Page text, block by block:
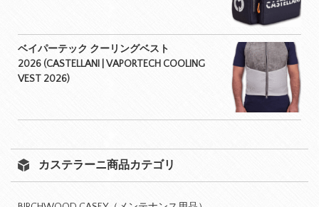
ベイパーテック クーリングベスト
2026 (CASTELLANI | VAPORTECH COOLING
VEST 2026)
カステラーニ商品カテゴリ